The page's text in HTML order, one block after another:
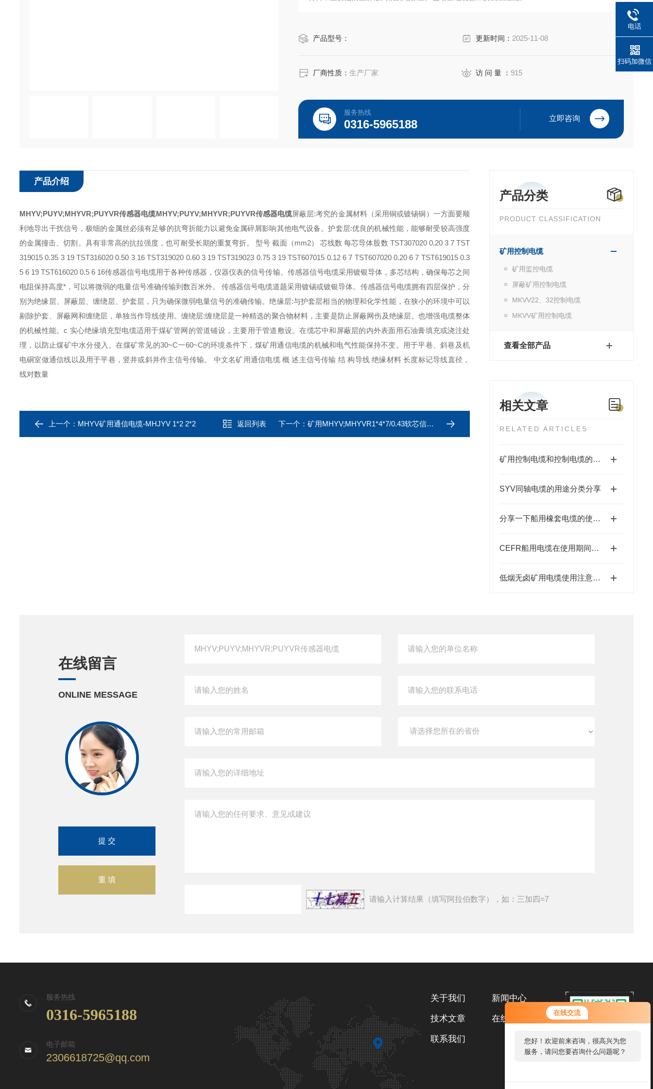
在线交流
您好！欢迎前来咨询，很高兴为您
服务，请问您要咨询什么问题呢？
产品型号： 更新时间： 2025-11-08
厂商性质：生产厂家 访 问 量 ： 915
服务热线
0316-5965188 立即咨询
产品分类
PRODUCT CLASSIFICATION
矿用控制电缆
矿用监控电缆
屏蔽矿用控制电缆
MKVV22、32控制电缆
MKVV矿用控制电缆
查看全部产品
相关文章
RELATED ARTICLES
矿用控制电缆和控制电缆的区别
SYV同轴电缆的用途分类分享
分享一下船用橡套电缆的使用注意事项
CEFR船用电缆在使用期间注意事项
低烟无卤矿用电缆使用注意事项全解析
产品介绍
MHYV;PUYV;MHYVR;PUYVR传感器电缆MHYV;PUYV;MHYVR;PUYVR传感器电缆屏蔽层:考究的金属材料（采用铜或镀锡铜）一方面要顺
利地导出干扰信号，极细的金属丝必须有足够的抗弯折能力以避免金属碎屑影响其他电气设备。护套层:优良的机械性能，能够耐受较高强度
的金属撞击、切割。具有非常高的抗拉强度，也可耐受长期的重复弯折。 型号 截面（mm2） 芯线数 每芯导体股数 TST307020 0.20 3 7 TST
319015 0.35 3 19 TST316020 0.50 3 16 TST319020 0.60 3 19 TST319023 0.75 3 19 TST607015 0.12 6 7 TST607020 0.20 6 7 TST619015 0.3
5 6 19 TST616020 0.5 6 16传感器信号电缆用于各种传感器，仪器仪表的信号传输。传感器信号电缆采用镀银导体，多芯结构，确保每芯之间
电阻保持高度*，可以将微弱的电量信号准确传输到数百米外。 传感器信号电缆道题采用镀锡或镀银导体。传感器信号电缆拥有四层保护，分
别为绝缘层、屏蔽层、缠绕层、护套层，只为确保微弱电量信号的准确传输。绝缘层:与护套层相当的物理和化学性能，在狭小的环境中可以
剔除护套、屏蔽网和缠绕层，单独当作导线使用。缠绕层:缠绕层是一种精选的聚合物材料，主要是防止屏蔽网伤及绝缘层。也增强电缆整体
的机械性能。c 实心绝缘填充型电缆适用于煤矿管网的管道铺设，主要用于管道敷设。在缆芯中和屏蔽层的内外表面用石油膏填充或浇注处
理，以防止煤矿中水分侵入。在煤矿常见的30~C一60~C的环境条件下，煤矿用通信电缆的机械和电气性能保持不变。用于平巷、斜巷及机
电硐室做通信线以及用于平巷，竖井或斜井作主信号传输。 中文名矿用通信电缆 概 述主信号传输 结 构导线 绝缘材料 长度标记导线直径，
线对数量
上一个： MHYV矿用通信电缆-MHJYV 1*2 2*2 返回列表 下一个： 矿用MHYV;MHYVR1*4*7/0.43软芯信号线
在线留言
ONLINE MESSAGE
请输入计算结果（填写阿拉伯数字），如：三加四=7
服务热线
0316-5965188
电子邮箱
2306618725@qq.com
关于我们 新闻中心
技术文章 在线留言
联系我们
电话
扫码加微信